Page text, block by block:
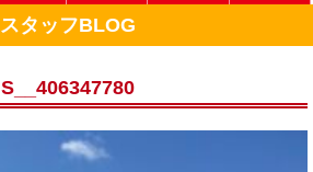
スタッフBLOG
S__406347780